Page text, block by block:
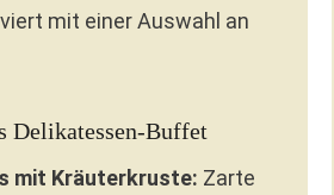
mit einer Auswahl an
Delikatessen-Buffet
mit Kräuterkruste: Zarte